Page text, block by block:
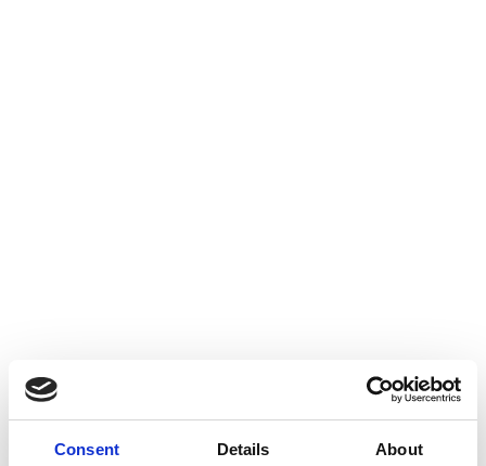
Consent Details About